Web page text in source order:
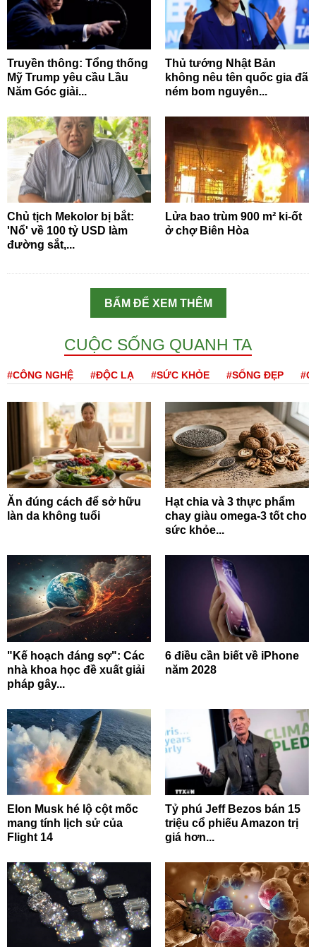
Truyền thông: Tổng thống
Mỹ Trump yêu cầu Lầu
Năm Góc giải...
Thủ tướng Nhật Bản
không nêu tên quốc gia đã
ném bom nguyên...
Chủ tịch Mekolor bị bắt:
'Nổ' về 100 tỷ USD làm
đường sắt,...
Lửa bao trùm 900 m² ki-ốt
ở chợ Biên Hòa
BẤM ĐỂ XEM THÊM
CUỘC SỐNG QUANH TA
#CÔNG NGHỆ #ĐỘC LẠ #SỨC KHỎE #SỐNG ĐẸP
Ăn đúng cách để sở hữu
làn da không tuổi
Hạt chia và 3 thực phẩm
chay giàu omega-3 tốt cho
sức khỏe...
"Kế hoạch đáng sợ": Các
nhà khoa học đề xuất giải
pháp gây...
6 điều cần biết về iPhone
năm 2028
Elon Musk hé lộ cột mốc
mang tính lịch sử của
Flight 14
Tỷ phú Jeff Bezos bán 15
triệu cổ phiếu Amazon trị
giá hơn...